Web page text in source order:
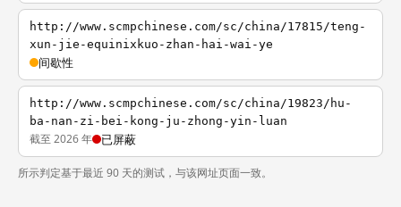
http://www.scmpchinese.com/sc/china/17815/teng-
xun-jie-equinixkuo-zhan-hai-wai-ye
间歇性
http://www.scmpchinese.com/sc/china/19823/hu-
ba-nan-zi-bei-kong-ju-zhong-yin-luan
截至 2026 年 已屏蔽
所示判定基于最近 90 天的测试，与该网址页面一致。